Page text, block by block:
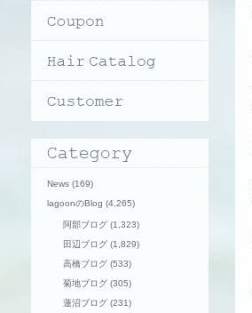
News (169)
lagoonのBlog (4,265)
阿部ブログ (1,323)
田辺ブログ (1,829)
高橋ブログ (533)
菊地ブログ (305)
蓮沼ブログ (231)